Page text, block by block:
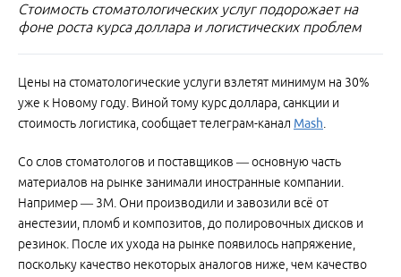
Стоимость стоматологических услуг подорожает на
фоне роста курса доллара и логистических проблем
Цены на стоматологические услуги взлетят минимум на 30%
уже к Новому году. Виной тому курс доллара, санкции и
стоимость логистика, сообщает телеграм-канал Mash.
Со слов стоматологов и поставщиков — основную часть
материалов на рынке занимали иностранные компании.
Например — 3М. Они производили и завозили всё от
анестезии, пломб и композитов, до полировочных дисков и
резинок. После их ухода на рынке появилось напряжение,
поскольку качество некоторых аналогов ниже, чем качество